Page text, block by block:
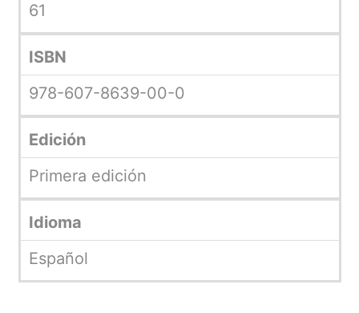
61
ISBN
978-607-8639-00-0
Edición
Primera edición
Idioma
Español